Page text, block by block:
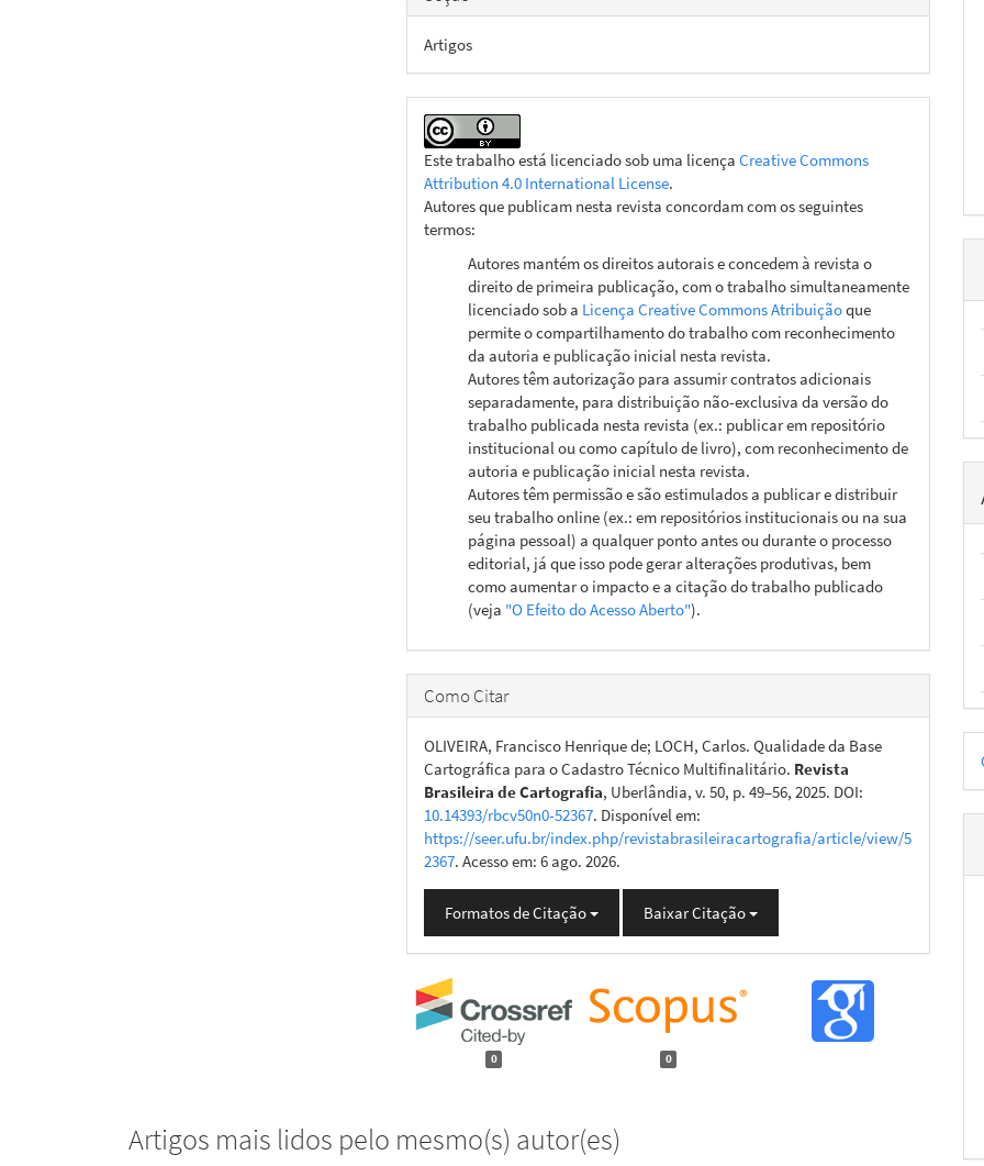
Artigos
Este trabalho está licenciado sob uma licençaCreative Commons
Attribution 4.0 International License.
Autores que publicam nesta revista concordam com os seguintes
termos:
Autores mantém os direitos autorais e concedem à revista o
direito de primeira publicação, com o trabalho simultaneamente
licenciado sob a Licença Creative Commons Atribuiçãoque
permite o compartilhamento do trabalho com reconhecimento
da autoria e publicação inicial nesta revista.
Autores têm autorização para assumir contratos adicionais
separadamente, para distribuição não-exclusiva da versão do
trabalho publicada nesta revista (ex.: publicar em repositório
institucional ou como capítulo de livro), com reconhecimento de
autoria e publicação inicial nesta revista.
Autores têm permissão e são estimulados a publicar e distribuir
seu trabalho online (ex.: em repositórios institucionais ou na sua
página pessoal) a qualquer ponto antes ou durante o processo
editorial, já que isso pode gerar alterações produtivas, bem
como aumentar o impacto e a citação do trabalho publicado
(veja "O Efeito do Acesso Aberto").
Como Citar
OLIVEIRA, Francisco Henrique de; LOCH, Carlos. Qualidade da Base
Cartográfica para o Cadastro Técnico Multifinalitário. Revista
Brasileira de Cartografia, Uberlândia, v. 50, p. 49–56, 2025. DOI:
10.14393/rbcv50n0-52367. Disponível em:
https://seer.ufu.br/index.php/revistabrasileiracartografia/article/view/5
2367. Acesso em: 6 ago. 2026.
Formatos de Citação Baixar Citação
0 0
Artigos mais lidos pelo mesmo(s) autor(es)